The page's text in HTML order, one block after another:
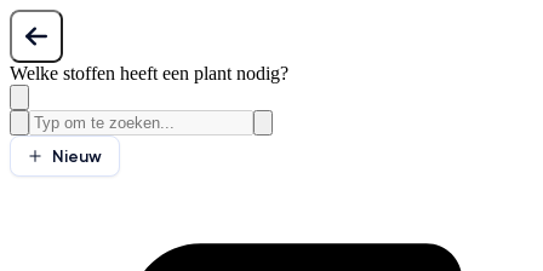
Welke stoffen heeft een plant nodig?
Nieuw